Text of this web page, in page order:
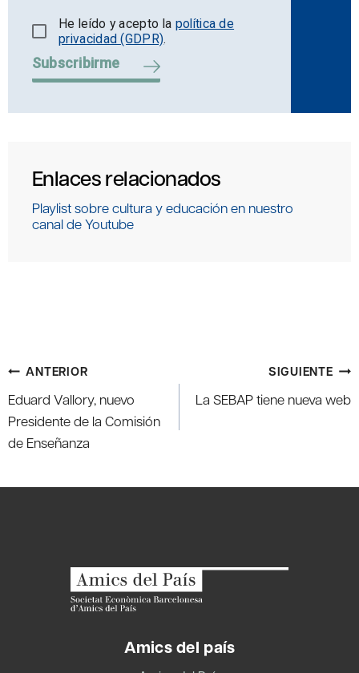
He leído y acepto la política de
privacidad (GDPR).
Subscribirme
Enlaces relacionados
Playlist sobre cultura y educación en nuestro
canal de Youtube
Navegación
de
entradas
ANTERIOR
Eduard Vallory, nuevo
Presidente de la Comisión
de Enseñanza
SIGUIENTE
La SEBAP tiene nueva web
Amics del país